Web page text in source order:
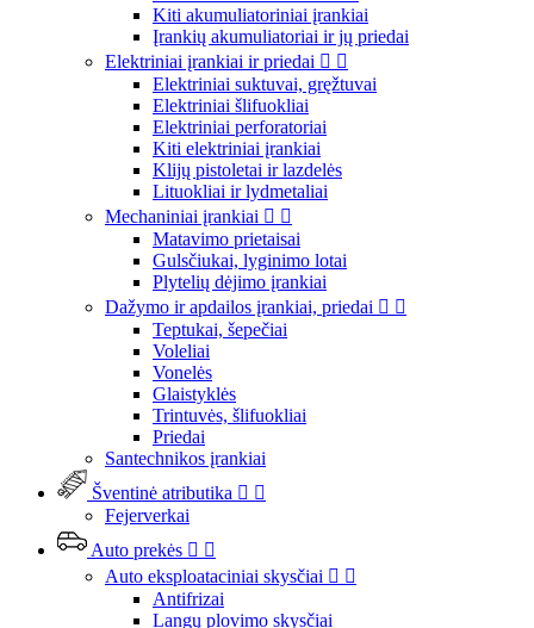
Kiti akumuliatoriniai įrankiai
Įrankių akumuliatoriai ir jų priedai
Elektriniai įrankiai ir priedai  
Elektriniai suktuvai, gręžtuvai
Elektriniai šlifuokliai
Elektriniai perforatoriai
Kiti elektriniai įrankiai
Klijų pistoletai ir lazdelės
Lituokliai ir lydmetaliai
Mechaniniai įrankiai  
Matavimo prietaisai
Gulsčiukai, lyginimo lotai
Plytelių dėjimo įrankiai
Dažymo ir apdailos įrankiai, priedai  
Teptukai, šepečiai
Voleliai
Vonelės
Glaistyklės
Trintuvės, šlifuokliai
Priedai
Santechnikos įrankiai
Šventinė atributika  
Fejerverkai
Auto prekės  
Auto eksploataciniai skysčiai  
Antifrizai
Langų plovimo skysčiai